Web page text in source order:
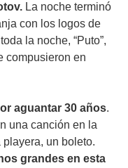
La noche terminó
con los logos de
la noche, “Puto”,
compusieron en
aguantar 30 años.
una canción en la
un boleto.
grandes en esta